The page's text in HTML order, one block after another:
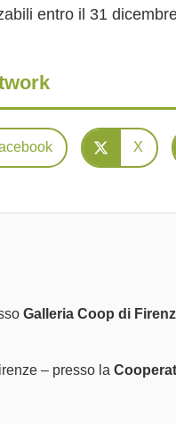
entro il 31
X
Galleria Coop di
– presso la